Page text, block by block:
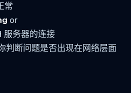
常
or
服务器的连接
判断问题是否出现在网络层面